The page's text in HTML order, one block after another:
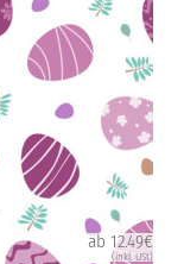
ab 12.49€
(inkl. USt)